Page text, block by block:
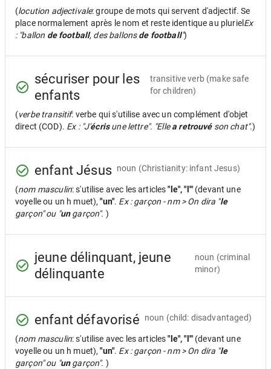
(locution adjectivale: groupe de mots qui servent d'adjectif. Se
place normalement après le nom et reste identique au pluriel Ex
: "ballon de football, des ballonsde football")
sécuriser pour les
enfants
transitive verb (make safe
for children)
(verbe transitif: verbe qui s'utilise avec un complément d'objet
direct (COD). Ex : "J'écrisune lettre". "Ellea retrouvéson chat".)
enfant Jésus noun (Christianity: infant Jesus)
(nom masculin: s'utilise avec les articles"le", "l'" (devant une
voyelle ou un h muet),"un". Ex : garçon - nm > On dira "le
garçon" ou "ungarçon". )
jeune délinquant, jeune
délinquante
noun (criminal
minor)
enfant défavorisé noun (child: disadvantaged)
(nom masculin: s'utilise avec les articles"le", "l'" (devant une
voyelle ou un h muet),"un". Ex : garçon - nm > On dira "le
garçon" ou "ungarçon". )